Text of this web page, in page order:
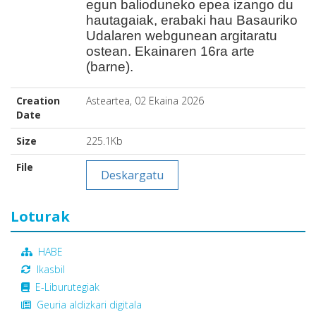
egun balioduneko epea izango du
hautagaiak, erabaki hau Basauriko
Udalaren webgunean argitaratu
ostean. Ekainaren 16ra arte
(barne).
Creation
Date
Asteartea, 02 Ekaina 2026
Size
225.1Kb
File
Deskargatu
Loturak
HABE
Ikasbil
E-Liburutegiak
Geuria aldizkari digitala